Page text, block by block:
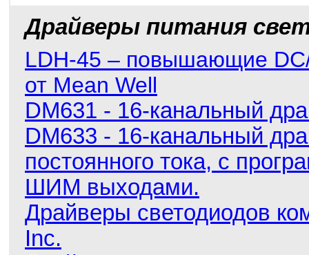
Драйверы питания
LDH-45 – повышающие
от Mean Well
DM631 - 16-канальный
DM633 - 16-канальный
постоянного тока, с
ШИМ выходами.
Драйверы светодиодов
Inc.